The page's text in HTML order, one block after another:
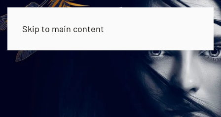
Skip to main content